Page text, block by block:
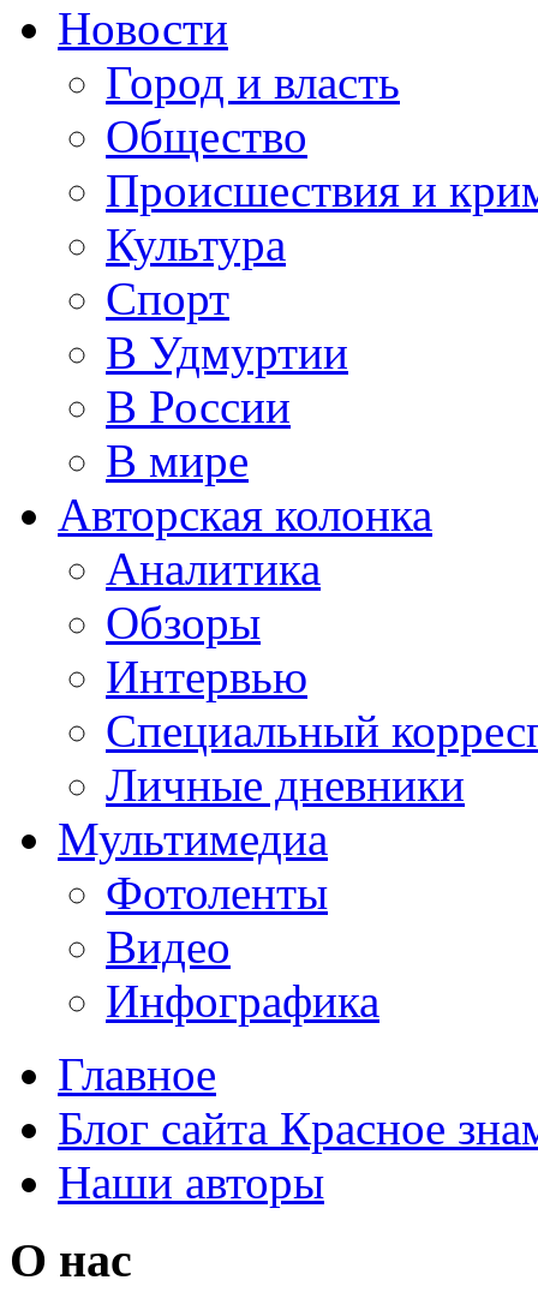
Новости
Город и власть
Общество
Происшествия и
Культура
Спорт
В Удмуртии
В России
В мире
Авторская колонка
Аналитика
Обзоры
Интервью
Специальный
Личные дневники
Мультимедиа
Фотоленты
Видео
Инфографика
Главное
Блог сайта Красное
Наши авторы
О нас